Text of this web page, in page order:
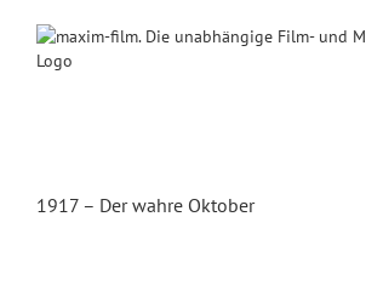
Inhalt
springen
1917 – Der wahre Oktober